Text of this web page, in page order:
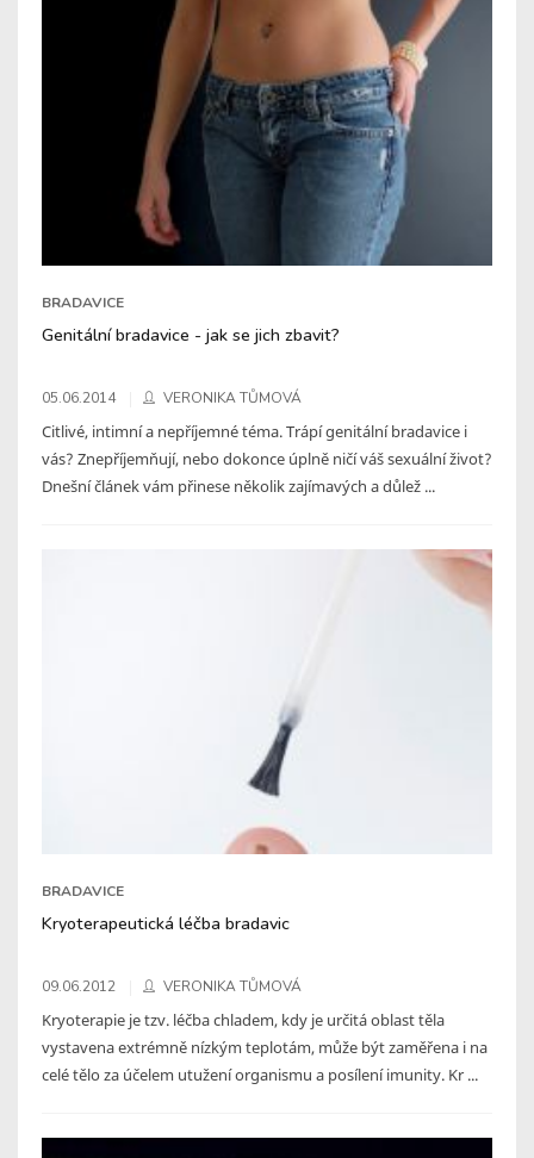
BRADAVICE
Genitální bradavice - jak se jich zbavit?
05.06.2014 VERONIKA TŮMOVÁ
Citlivé, intimní a nepříjemné téma. Trápí genitální bradavice i
vás? Znepříjemňují, nebo dokonce úplně ničí váš sexuální život?
Dnešní článek vám přinese několik zajímavých a důlež ...
BRADAVICE
Kryoterapeutická léčba bradavic
09.06.2012 VERONIKA TŮMOVÁ
Kryoterapie je tzv. léčba chladem, kdy je určitá oblast těla
vystavena extrémně nízkým teplotám, může být zaměřena i na
celé tělo za účelem utužení organismu a posílení imunity. Kr ...